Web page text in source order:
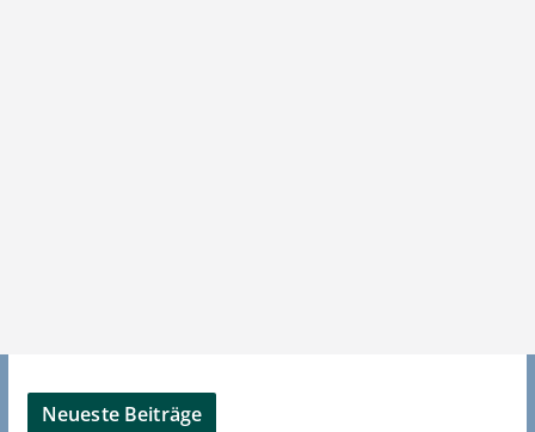
Neueste Beiträge